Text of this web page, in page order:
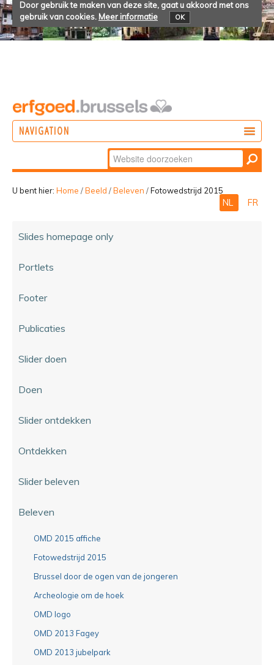
Door gebruik te maken van deze site, gaat u akkoord met ons
gebruik van cookies. Meer informatie OK
NAVIGATION
Zoek
Geavanceerd
zoeken...
U bent hier: Home /Beeld /Beleven /Fotowedstrijd 2015
NL FR
Slides homepage only
Portlets
Footer
Publicaties
Slider doen
Doen
Slider ontdekken
Ontdekken
Slider beleven
Beleven
OMD 2015 affiche
Fotowedstrijd 2015
Brussel door de ogen van de jongeren
Archeologie om de hoek
OMD logo
OMD 2013 Fagey
OMD 2013 jubelpark